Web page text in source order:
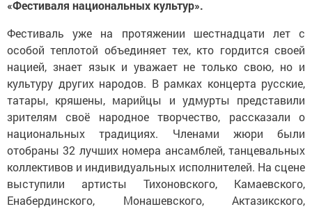
«Фестиваля национальных культур».
Фестиваль уже на протяжении шестнадцати лет с
особой теплотой объединяет тех, кто гордится своей
нацией, знает язык и уважает не только свою, но и
культуру других народов. В рамках концерта русские,
татары, кряшены, марийцы и удмурты представили
зрителям своё народное творчество, рассказали о
национальных традициях. Членами жюри были
отобраны 32 лучших номера ансамблей, танцевальных
коллективов и индивидуальных исполнителей. На сцене
выступили артисты Тихоновского, Камаевского,
Енабердинского, Монашевского, Актазикского,